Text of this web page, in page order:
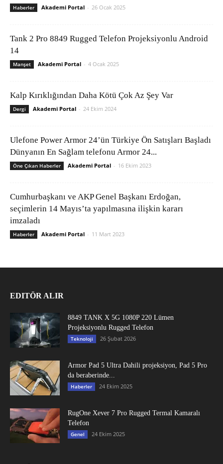
Haberler Akademi Portal - 26 Ocak 2025
Tank 2 Pro 8849 Rugged Telefon Projeksiyonlu Android
14
Manşet Akademi Portal - 4 Ocak 2025
Kalp Kırıklığından Daha Kötü Çok Az Şey Var
Dergi Akademi Portal - 24 Ekim 2024
Ulefone Power Armor 24’ün Türkiye Ön Satışları Başladı
Dünyanın En Sağlam telefonu Armor 24...
Öne Çıkan Haberler Akademi Portal - 16 Ekim 2023
Cumhurbaşkanı ve AKP Genel Başkanı Erdoğan,
seçimlerin 14 Mayıs’ta yapılmasına ilişkin kararı
imzaladı
Haberler Akademi Portal - 11 Mart 2023
EDITÖR ALIR
8849 TANK X 5G 1080P 220 Lümen
Projeksiyonlu Rugged Telefon
Teknoloji 26 Şubat 2026
Armor Pad 5 Ultra Dahili projeksiyon, Pad 5 Pro
da beraberinde...
Haberler 24 Ekim 2025
RugOne Xever 7 Pro Rugged Termal Kamaralı
Telefon
Genel 24 Ekim 2025